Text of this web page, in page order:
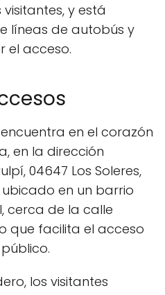
y está
líneas de autobús y
el acceso.
en el corazón
en la dirección
04647 Los Soleres,
ubicado en un barrio
cerca de la calle
que facilita el acceso
los visitantes